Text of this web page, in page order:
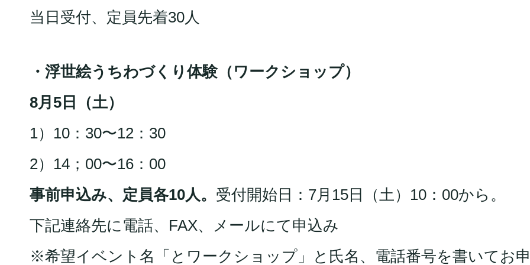
当日受付、定員先着30人
・浮世絵うちわづくり体験（ワークショップ）
8月5日（土）
1）10：30〜12：30
2）14；00〜16：00
事前申込み、定員各10人。 受付開始日：7月15日（土）10：00から。
下記連絡先に電話、FAX、メールにて申込み
※希望イベント名「とワークショップ」と氏名、電話番号を書いてお